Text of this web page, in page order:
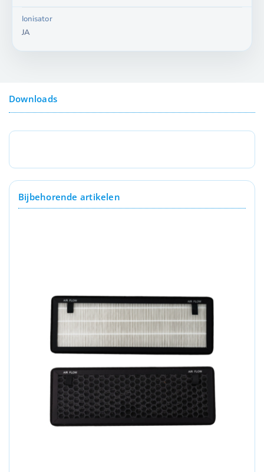
Ionisator
JA
Downloads
Bijbehorende artikelen